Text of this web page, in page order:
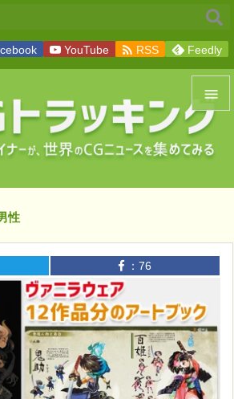


メニュ
前へ

検索
YouTube  RSS Feedly
性
： 76